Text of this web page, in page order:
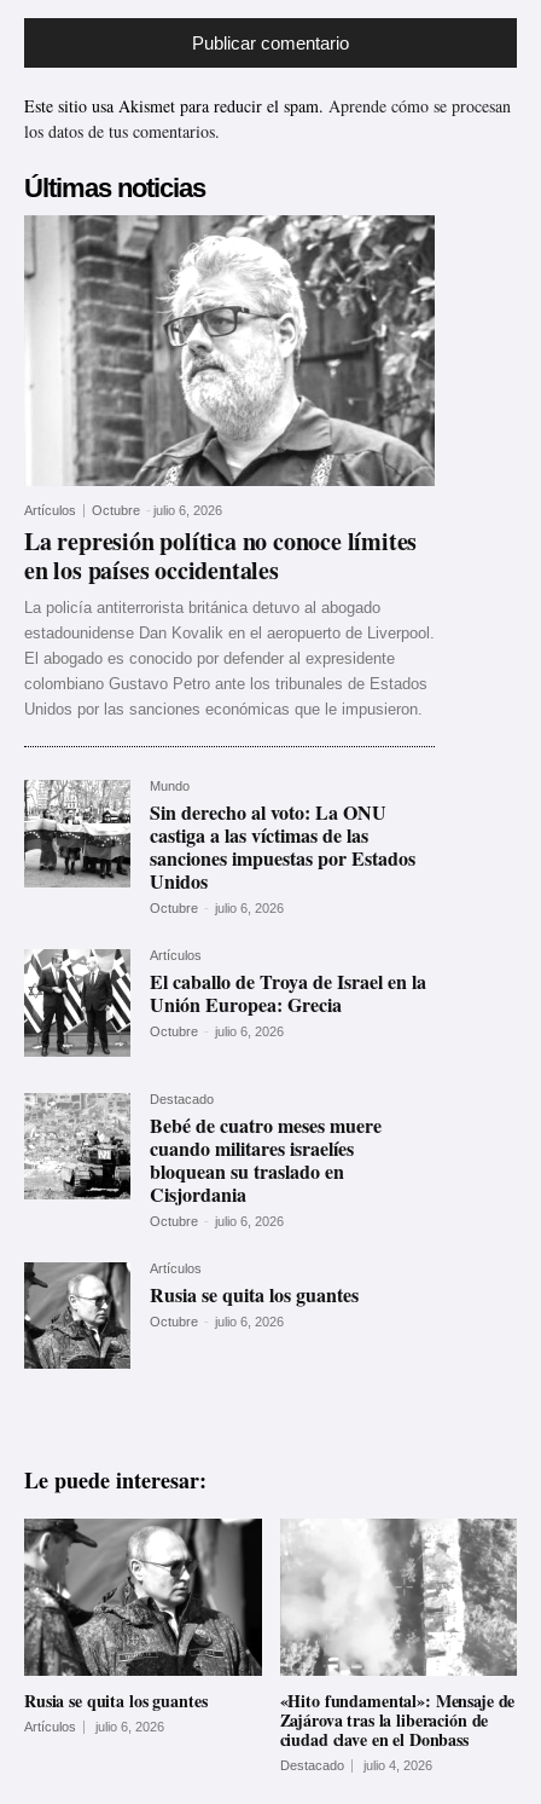
Este sitio usa Akismet para reducir el spam. Aprende cómo se procesan
los datos de tus comentarios.
Últimas noticias
Artículos Octubre - julio 6, 2026
La represión política no conoce límites
en los países occidentales
La policía antiterrorista británica detuvo al abogado
estadounidense Dan Kovalik en el aeropuerto de Liverpool.
El abogado es conocido por defender al expresidente
colombiano Gustavo Petro ante los tribunales de Estados
Unidos por las sanciones económicas que le impusieron.
Mundo
Sin derecho al voto: La ONU
castiga a las víctimas de las
sanciones impuestas por Estados
Unidos
Octubre - julio 6, 2026
Artículos
El caballo de Troya de Israel en la
Unión Europea: Grecia
Octubre - julio 6, 2026
Destacado
Bebé de cuatro meses muere
cuando militares israelíes
bloquean su traslado en
Cisjordania
Octubre - julio 6, 2026
Artículos
Rusia se quita los guantes
Octubre - julio 6, 2026
Le puede interesar:
Rusia se quita los guantes
Artículos julio 6, 2026
«Hito fundamental»: Mensaje de
Zajárova tras la liberación de
ciudad clave en el Donbass
Destacado julio 4, 2026